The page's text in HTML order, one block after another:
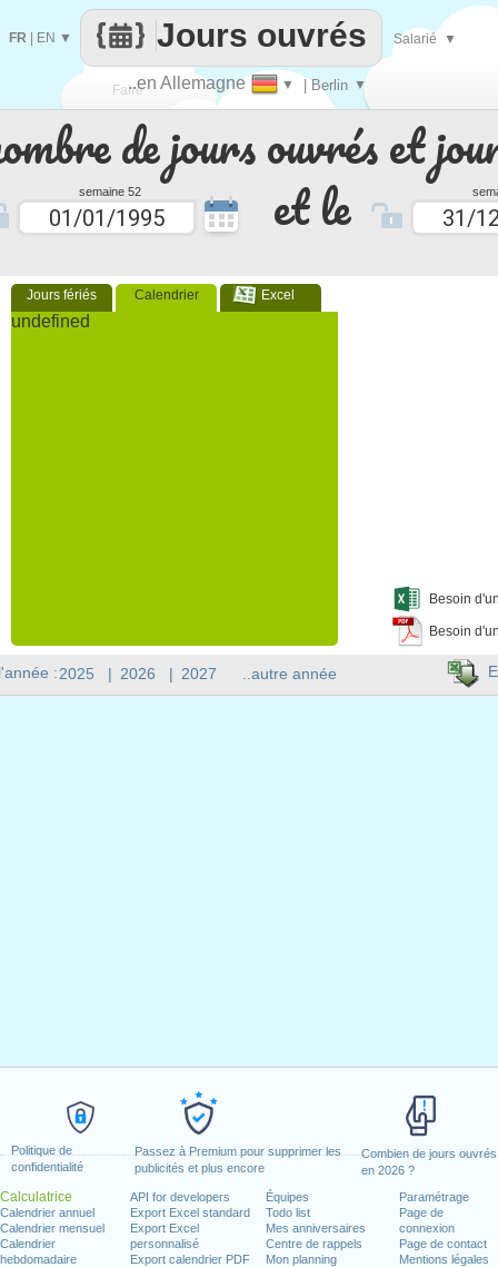
Politique de
confidentialité
Passez à Premium pour supprimer les
publicités et plus encore
Combien de jours ouvrés
en 2026 ?
Calculatrice
Calendrier annuel
Calendrier mensuel
Calendrier
hebdomadaire
API for developers
Export Excel standard
Export Excel
personnalisé
Export calendrier PDF
Équipes
Todo list
Mes anniversaires
Centre de rappels
Mon planning
Paramétrage
Page de
connexion
Page de contact
Mentions légales
de jours ouvrés et
semaine 52 et le
Jours fériés Calendrier Excel
undefined
Besoin
Besoin
Faire
que
..en Allemagne ▼ | Berlin ▼
Jours ouvrés
FR EN ▼ Salarié ▼
:2025 | 2026 | 2027 ..autre année